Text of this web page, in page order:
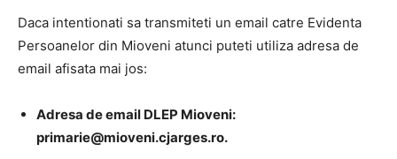
Daca intentionati sa transmiteti un email catre Evidenta
Persoanelor din Mioveni atunci puteti utiliza adresa de
email afisata mai jos:
Adresa de email DLEP Mioveni:
primarie@mioveni.cjarges.ro.